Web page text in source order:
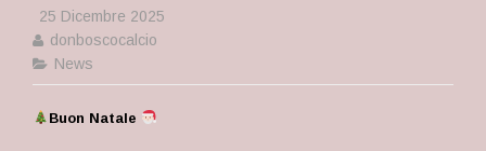
25 Dicembre 2025
donboscocalcio
News
Buon Natale